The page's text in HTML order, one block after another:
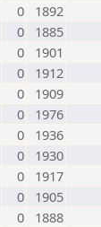
0
1892
0
1885
0
1901
0
1912
0
1909
0
1976
0
1936
0
1930
0
1917
0
1905
0
1888